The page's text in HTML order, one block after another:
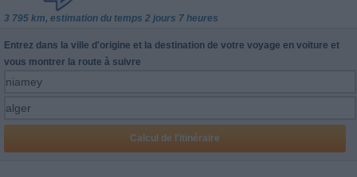
3 795 km, estimation du temps 2 jours 7 heures
Entrez dans la ville d'origine et la destination de votre voyage en voiture et
vous montrer la route à suivre